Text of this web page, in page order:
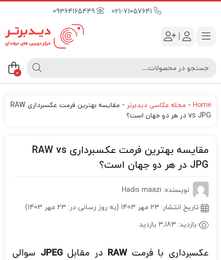
09364165449
|
0
Home
- مجله عکاسی دیدبرتر -
مقایسه بهترین فرمت عکسبرداری RAW
vs JPG در هر دو جهان است؟
مقایسه بهترین فرمت عکسبرداری RAW vs
JPG در هر دو جهان است؟
نویسنده: Hadis maazi
تاریخ انتشار: 23 مهر 1403 (به روز رسانی در: 23 مهر 1403)
بازدید: 3,183 بازدید
عکسبرداری با فرمتRAW در مقابلJPEG سوالی